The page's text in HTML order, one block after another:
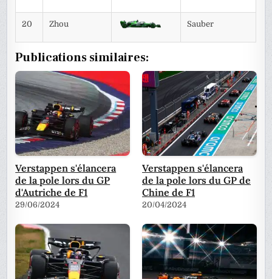
20 Zhou Sauber
Publications similaires:
Verstappen s'élancera
de la pole lors du GP
d'Autriche de F1
29/06/2024
Verstappen s'élancera
de la pole lors du GP de
Chine de F1
20/04/2024